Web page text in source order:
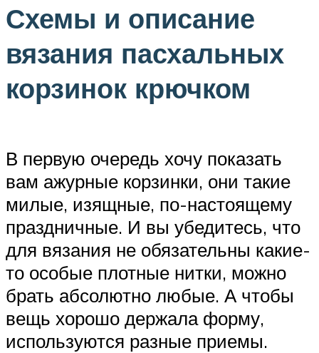
Схемы и описание
вязания пасхальных
корзинок крючком
В первую очередь хочу показать
вам ажурные корзинки, они такие
милые, изящные, по-настоящему
праздничные. И вы убедитесь, что
для вязания не обязательны какие-
то особые плотные нитки, можно
брать абсолютно любые. А чтобы
вещь хорошо держала форму,
используются разные приемы.